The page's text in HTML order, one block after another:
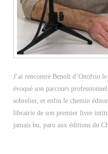
J’ai rencontré Benoît d’Onofrio
évoqué son parcours
sobrelier, et enfin le chemin
librairie de son premier livre
jamais bu, paru aux éditions du